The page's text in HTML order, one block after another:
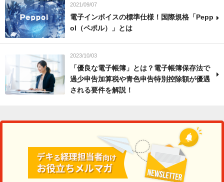
2021/09/07
電子インボイスの標準仕様！国際規格「Pepp
ol（ペポル）」とは
2023/10/03
「優良な電子帳簿」とは？電子帳簿保存法で
過少申告加算税や青色申告特別控除額が優遇
される要件を解説！